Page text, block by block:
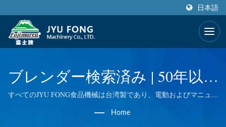
日本語
ブレンダー検索済み | 50年以上
の食品機械ジューサー＆ブレ
ンダーメーカー | JYU FONG
すべてのJYU FONG食品機械は台湾製であり、電動およびマニュア
Home